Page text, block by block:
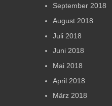
September 2018
August 2018
Juli 2018
Juni 2018
Mai 2018
April 2018
März 2018